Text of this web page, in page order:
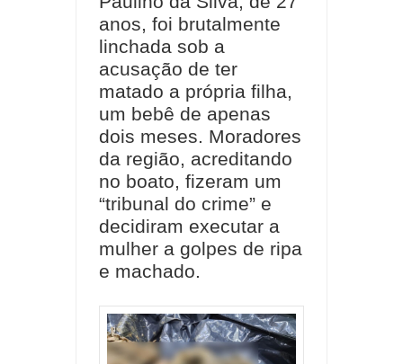
anos, foi brutalmente
linchada sob a
acusação de ter
matado a própria filha,
um bebê de apenas
dois meses. Moradores
da região, acreditando
no boato, fizeram um
“tribunal do crime” e
decidiram executar a
mulher a golpes de ripa
e machado.